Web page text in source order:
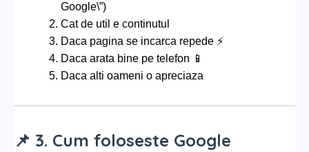
Google\”)
Cat de util e continutul
Daca pagina se incarca repede ⚡
Daca arata bine pe telefon 📱
Daca alti oameni o apreciaza
📌 3. Cum foloseste Google